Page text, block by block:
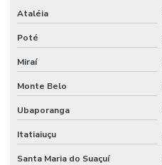
Ataléia
Poté
Miraí
Monte Belo
Ubaporanga
Itatiaiuçu
Santa Maria do Suaçuí